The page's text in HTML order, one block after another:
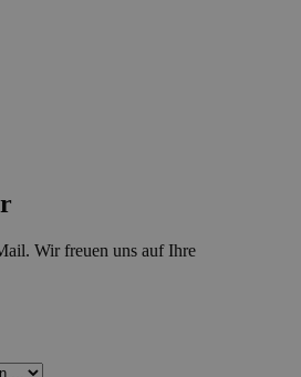
Wir freuen uns auf Ihre